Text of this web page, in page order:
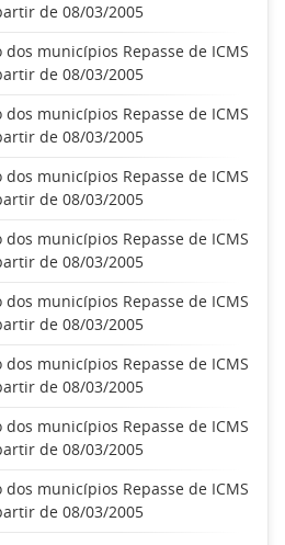
de 08/03/2005
municípios Repasse de ICMS
de 08/03/2005
municípios Repasse de ICMS
de 08/03/2005
municípios Repasse de ICMS
de 08/03/2005
municípios Repasse de ICMS
de 08/03/2005
municípios Repasse de ICMS
de 08/03/2005
municípios Repasse de ICMS
de 08/03/2005
municípios Repasse de ICMS
de 08/03/2005
municípios Repasse de ICMS
de 08/03/2005